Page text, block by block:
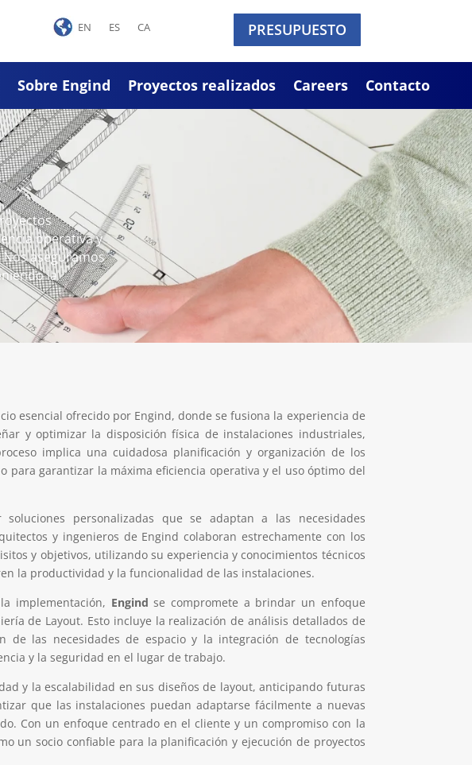
EN ES CA PRESUPUESTO
Sobre Engind Proyectos realizados Careers Contacto
operativa y
aseguramos
la
esencial ofrecido por Engind, donde se fusiona la experiencia de
y optimizar la disposición física de instalaciones industriales,
implica una cuidadosa planificación y organización de los
para garantizar la máxima eficiencia operativa y el uso óptimo del
personalizadas que se adaptan a las necesidades
y ingenieros de Engind colaboran estrechamente con los
y objetivos, utilizando su experiencia y conocimientos técnicos
la productividad y la funcionalidad de las instalaciones.
implementación, Engind se compromete a brindar un enfoque
de Layout. Esto incluye la realización de análisis detallados de
de las necesidades de espacio y la integración de tecnologías
y la seguridad en el lugar de trabajo.
y la escalabilidad en sus diseños de layout, anticipando futuras
que las instalaciones puedan adaptarse fácilmente a nuevas
Con un enfoque centrado en el cliente y un compromiso con la
un socio confiable para la planificación y ejecución de proyectos